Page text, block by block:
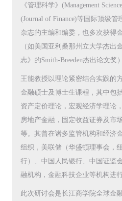
《管理科学》(Management
(Journal of Finance)等国际顶级
杂志的主编和编委，也多次获得
（如美国亚利桑那州立大学杰出
志》的Smith-Breeden杰出论文奖）
王能教授以理论紧密结合实践的
金融硕士及博士生课程，其中包
资产定价理论，宏观经济学理论
房地产金融，固定收益证券及市
等。其曾在诸多监管机构和经济
组织，美联储（华盛顿理事会，
行）、中国人民银行、中国证监
融机构，金融科技企业等机构进
此次研讨会是长江商学院全球金